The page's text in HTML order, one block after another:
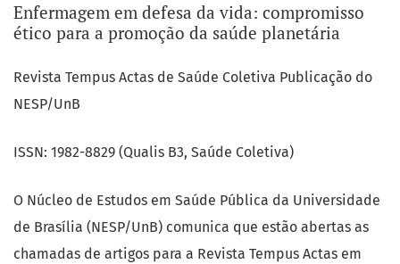
Notícias
Enfermagem em defesa da vida: compromisso
ético para a promoção da saúde planetária
Revista Tempus Actas de Saúde Coletiva Publicação do
NESP/UnB
ISSN: 1982-8829 (Qualis B3, Saúde Coletiva)
O Núcleo de Estudos em Saúde Pública da Universidade
de Brasília (NESP/UnB) comunica que estão abertas as
chamadas de artigos para a Revista Tempus Actas em